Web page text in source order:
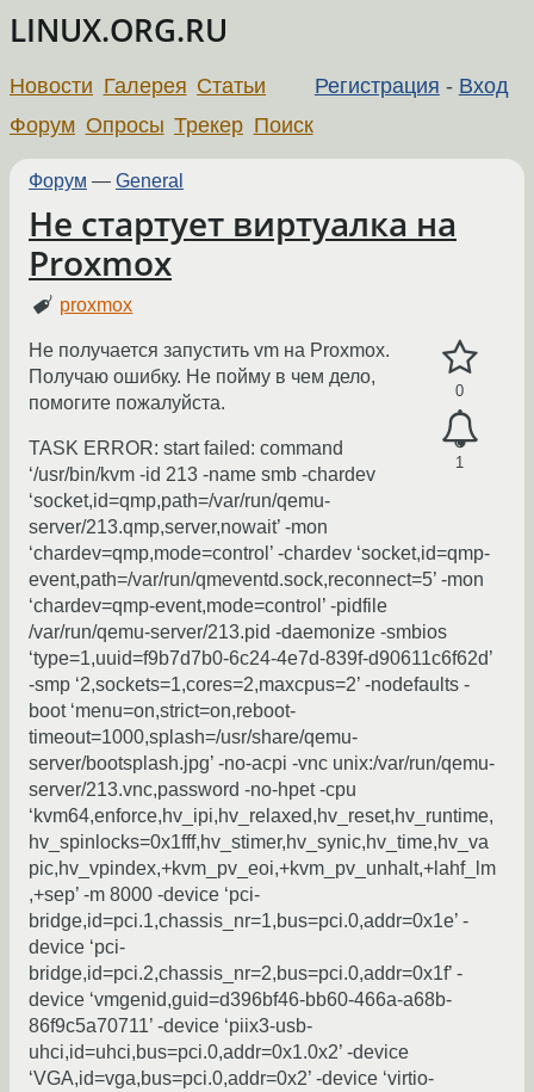
LINUX.ORG.RU
Регистрация - Вход
Новости Галерея Статьи
Форум Опросы Трекер Поиск
Форум — General
Не стартует виртуалка на
Proxmox
proxmox
0
1
Не получается запустить vm на Proxmox.
Получаю ошибку. Не пойму в чем дело,
помогите пожалуйста.
TASK ERROR: start failed: command
‘/usr/bin/kvm -id 213 -name smb -chardev
‘socket,id=qmp,path=/var/run/qemu-
server/213.qmp,server,nowait’ -mon
‘chardev=qmp,mode=control’ -chardev ‘socket,id=qmp-
event,path=/var/run/qmeventd.sock,reconnect=5’ -mon
‘chardev=qmp-event,mode=control’ -pidfile
/var/run/qemu-server/213.pid -daemonize -smbios
‘type=1,uuid=f9b7d7b0-6c24-4e7d-839f-d90611c6f62d’
-smp ‘2,sockets=1,cores=2,maxcpus=2’ -nodefaults -
boot ‘menu=on,strict=on,reboot-
timeout=1000,splash=/usr/share/qemu-
server/bootsplash.jpg’ -no-acpi -vnc unix:/var/run/qemu-
server/213.vnc,password -no-hpet -cpu
‘kvm64,enforce,hv_ipi,hv_relaxed,hv_reset,hv_runtime,
hv_spinlocks=0x1fff,hv_stimer,hv_synic,hv_time,hv_va
pic,hv_vpindex,+kvm_pv_eoi,+kvm_pv_unhalt,+lahf_lm
,+sep’ -m 8000 -device ‘pci-
bridge,id=pci.1,chassis_nr=1,bus=pci.0,addr=0x1e’ -
device ‘pci-
bridge,id=pci.2,chassis_nr=2,bus=pci.0,addr=0x1f’ -
device ‘vmgenid,guid=d396bf46-bb60-466a-a68b-
86f9c5a70711’ -device ‘piix3-usb-
uhci,id=uhci,bus=pci.0,addr=0x1.0x2’ -device
‘VGA,id=vga,bus=pci.0,addr=0x2’ -device ‘virtio-